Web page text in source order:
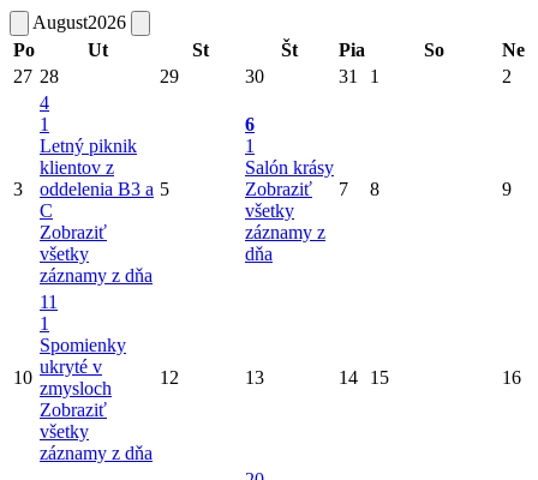
August2026
Po
Ut St Št Pia So
Ne
27 28 29 30 31 1 2
3
4
1
Letný piknik
klientov z
oddelenia B3 a
C
Zobraziť
všetky
záznamy z dňa
5
6
1
Salón krásy
Zobraziť
všetky
záznamy z
dňa
7 8 9
10
11
1
Spomienky
ukryté v
zmysloch
Zobraziť
všetky
záznamy z dňa
12 13 14 15 16